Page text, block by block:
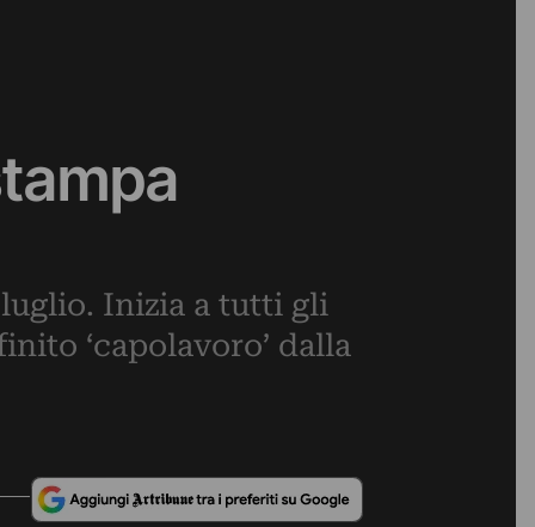
Inizia a tutti gli
‘capolavoro’ dalla